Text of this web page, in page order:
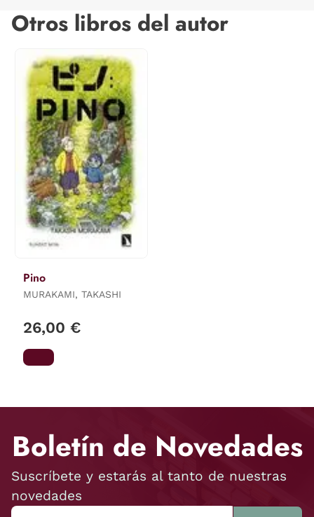
Otros libros del autor
Pino
MURAKAMI, TAKASHI
26,00 €
Boletín de Novedades
Suscríbete y estarás al tanto de nuestras
novedades